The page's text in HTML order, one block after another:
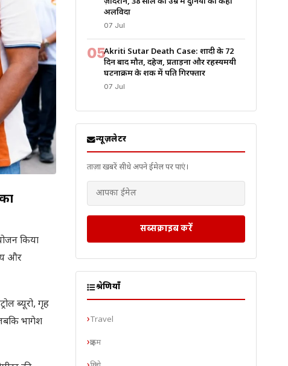
किया
और
ब्यूरो, गृह
भागेश
अलविदा
07 Jul
05Akriti Sutar Death Case: शादी के 72
दिन बाद मौत, दहेज, प्रताड़ना और रहस्यमयी
घटनाक्रम के शक में पति गिरफ्तार
07 Jul
न्यूज़लेटर
ताज़ा खबरें सीधे अपने ईमेल पर पाएं।
सब्सक्राइब करें
श्रेणियाँ
Travel
क्राइम